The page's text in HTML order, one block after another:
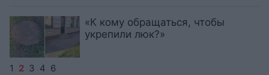
«К кому обращаться, чтобы
укрепили люк?»
1 2 3 4 6